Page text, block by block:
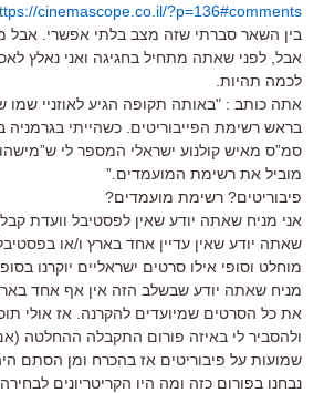
cinemascope.co.il/?p=136#comments
בין השאר סברתי שזה מצב בלתי אפשרי. אבל
אבל, לפני שאתה מתחיל בחגיגה ואני נאלץ
לכמה תהיות.
אתה כותב : "באותה תקופה הגיע לאוזניי
בראש רשימת הפייבוריטים. כשהייתי בגרמניה
סמ”ס מאיש קולנוע ישראלי המספר לי ש”מישהו
מוביל את רשימת המועמדים.”
פיבוריטים? רשימת מועמדים?
אני מניח שאתה יודע שאין לפסטיבל וועדת
שאתה יודע שאין עדיין אחד בארץ ו/או
מוחלט וסופי אילו סרטים ישראליים יוקרנו
מניח שאתה יודע שבשלב הזה אין אף אחד
את כל הסרטים שמיועדים להקרנה. אז אולי
ולהסביר לי באיזה פורום התקבלה ההחלטה
שמועות על פיבוריטים אז בהכרח ומן הסתם
נבחנו בפורום כזה ומה היו הקריטריונים לבחירה.